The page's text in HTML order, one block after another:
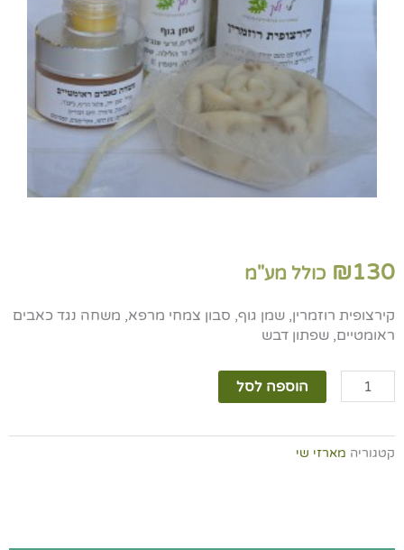
₪130 כולל מע"מ
קירצופית רוזמרין, שמן גוף, סבון צמחי מרפא, משחה נגד כאבים
ראומטיים, שפתון דבש
כמות
של
שי
מכל
הוספה לסל
קטגוריה מארזי שי